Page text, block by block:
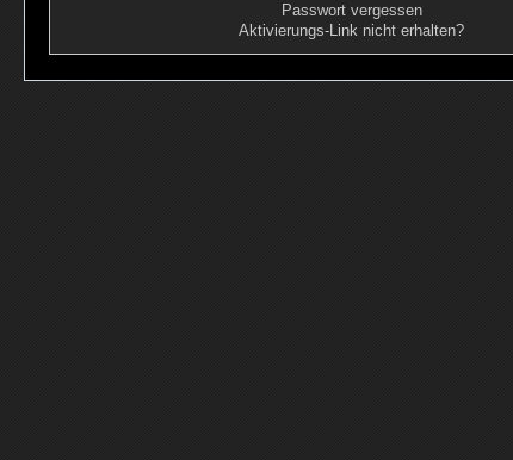
Passwort vergessen
Aktivierungs-Link nicht erhalten?